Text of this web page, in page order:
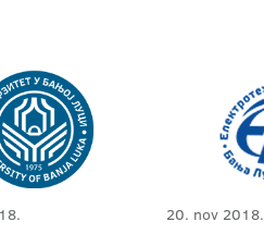
20. nov 2018.